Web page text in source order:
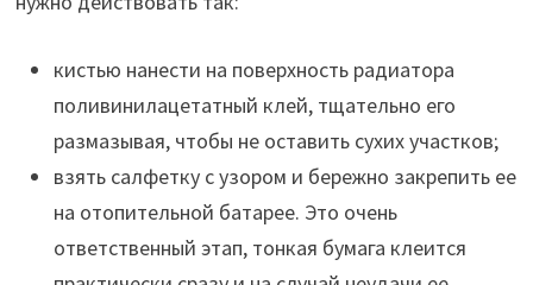
кистью нанести на поверхность радиатора
поливинилацетатный клей, тщательно его
размазывая, чтобы не оставить сухих участков;
взять салфетку с узором и бережно закрепить ее
на отопительной батарее. Это очень
ответственный этап, тонкая бумага клеится